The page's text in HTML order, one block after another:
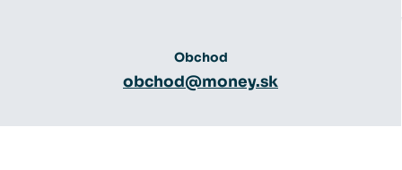
Obchod
obchod@money.sk